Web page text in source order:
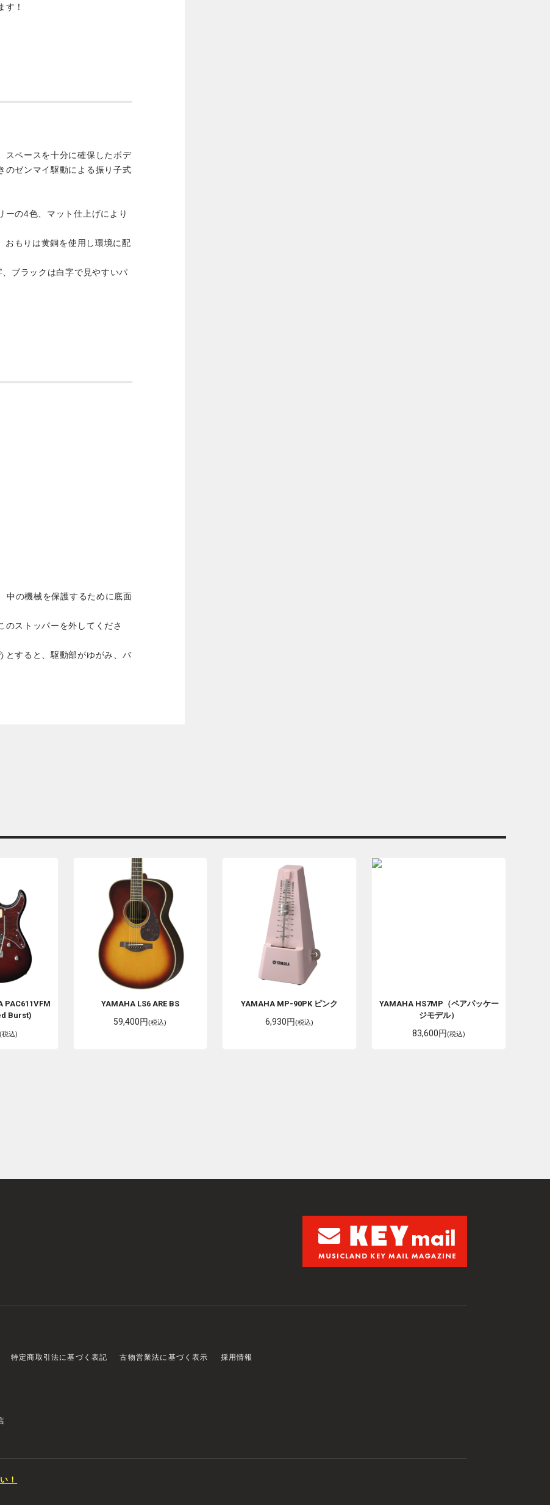
す！
スペースを十分に確保したボデ
のゼンマイ駆動による振り子式
ーの4色、マット仕上げにより
おもりは黄銅を使用し環境に配
ブラックは白字で見やすいパ
中の機械を保護するために底面
のストッパーを外してくださ
とすると、駆動部がゆがみ、バ
PAC611VFM
Burst)
(税込)
YAMAHA LS6 ARE BS
59,400円(税込)
YAMAHA MP-90PK ピンク
6,930円(税込)
YAMAHA HS7MP（ペアパッケー
ジモデル）
83,600円(税込)
特定商取引法に基づく表記 古物営業法に基づく表示 採用情報
！